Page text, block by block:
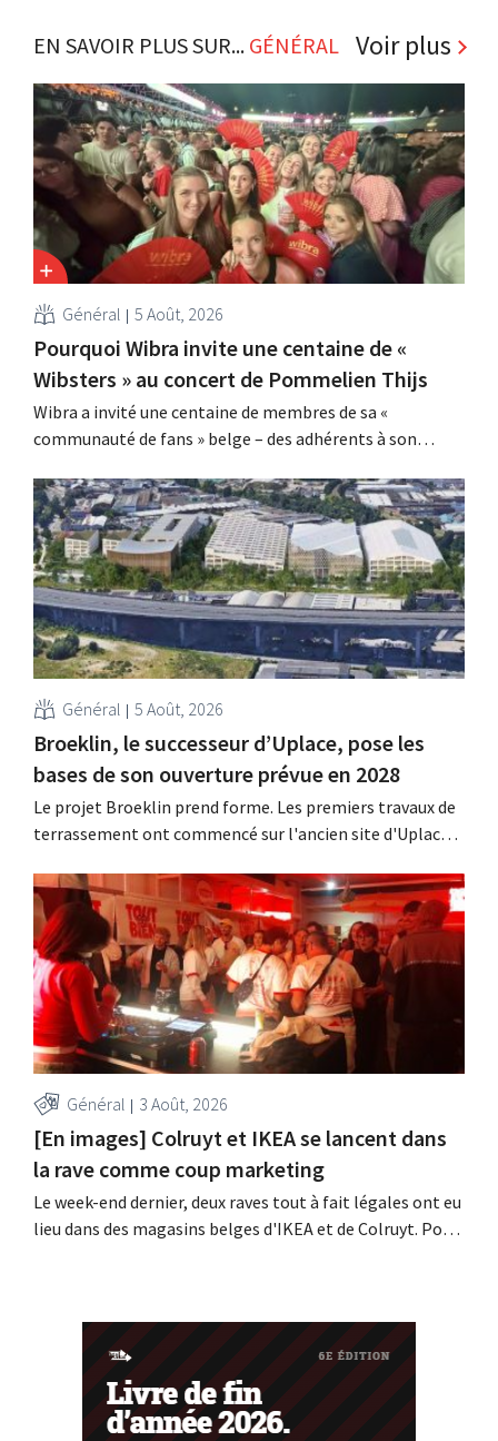
EN SAVOIR PLUS SUR... GÉNÉRAL Voir plus
Général 5 Août, 2026
Pourquoi Wibra invite une centaine de «
Wibsters » au concert de Pommelien Thijs
Wibra a invité une centaine de membres de sa «
communauté de fans » belge – des adhérents à son
Thijs dans le cadre des Lokerse Feesten. Avec cette
initiative, la chaîne de magasins discount souhaitait
remercier ses clients les plus...
Général 5 Août, 2026
Broeklin, le successeur d’Uplace, pose les
bases de son ouverture prévue en 2028
Le projet Broeklin prend forme. Les premiers travaux de
terrassement ont commencé sur l'ancien site d'Uplace à
débuter dans le courant de l'année, l'ouverture étant
prévue pour 2028.
Général 3 Août, 2026
[En images] Colruyt et IKEA se lancent dans
la rave comme coup marketing
Le week-end dernier, deux raves tout à fait légales ont eu
lieu dans des magasins belges d'IKEA et de Colruyt. Pour